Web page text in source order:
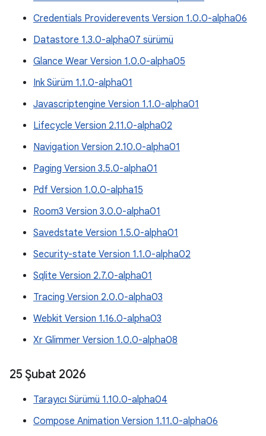
Credentials Providerevents Version 1.0.0-alpha06
Datastore 1.3.0-alpha07 sürümü
Glance Wear Version 1.0.0-alpha05
Ink Sürüm 1.1.0-alpha01
Javascriptengine Version 1.1.0-alpha01
Lifecycle Version 2.11.0-alpha02
Navigation Version 2.10.0-alpha01
Paging Version 3.5.0-alpha01
Pdf Version 1.0.0-alpha15
Room3 Version 3.0.0-alpha01
Savedstate Version 1.5.0-alpha01
Security-state Version 1.1.0-alpha02
Sqlite Version 2.7.0-alpha01
Tracing Version 2.0.0-alpha03
Webkit Version 1.16.0-alpha03
Xr Glimmer Version 1.0.0-alpha08
25 Şubat 2026
Tarayıcı Sürümü 1.10.0-alpha04
Compose Animation Version 1.11.0-alpha06